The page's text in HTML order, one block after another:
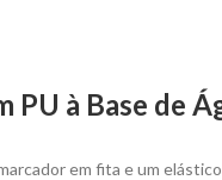
PU à Base de
em fita e um